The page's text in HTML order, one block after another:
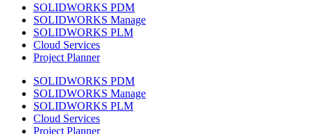
SOLIDWORKS PDM
SOLIDWORKS Manage
SOLIDWORKS PLM
Cloud Services
Project Planner
SOLIDWORKS PDM
SOLIDWORKS Manage
SOLIDWORKS PLM
Cloud Services
Project Planner